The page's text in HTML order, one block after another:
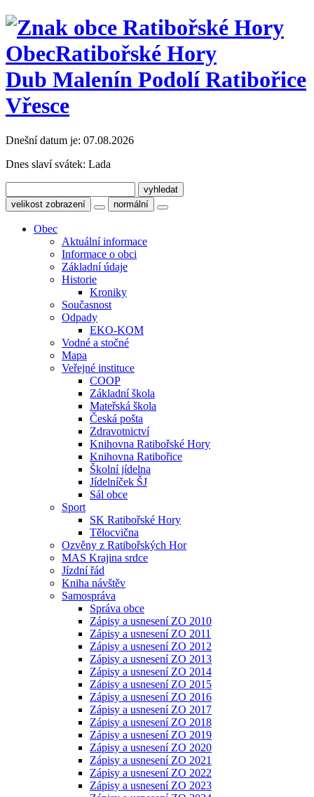
ObecRatibořské Hory
Dub Malenín Podolí Ratibořice
Vřesce
Dnešní datum je: 07.08.2026
Dnes slaví svátek: Lada
velikost zobrazení normální
Obec
Aktuální informace
Informace o obci
Základní údaje
Historie
Kroniky
Současnost
Odpady
EKO-KOM
Vodné a stočné
Mapa
Veřejné instituce
COOP
Základní škola
Mateřská škola
Česká pošta
Zdravotnictví
Knihovna Ratibořské Hory
Knihovna Ratibořice
Školní jídelna
Jídelníček ŠJ
Sál obce
Sport
SK Ratibořské Hory
Tělocvična
Ozvěny z Ratibořských Hor
MAS Krajina srdce
Jízdní řád
Kniha návštěv
Samospráva
Správa obce
Zápisy a usnesení ZO 2010
Zápisy a usnesení ZO 2011
Zápisy a usnesení ZO 2012
Zápisy a usnesení ZO 2013
Zápisy a usnesení ZO 2014
Zápisy a usnesení ZO 2015
Zápisy a usnesení ZO 2016
Zápisy a usnesení ZO 2017
Zápisy a usnesení ZO 2018
Zápisy a usnesení ZO 2019
Zápisy a usnesení ZO 2020
Zápisy a usnesení ZO 2021
Zápisy a usnesení ZO 2022
Zápisy a usnesení ZO 2023